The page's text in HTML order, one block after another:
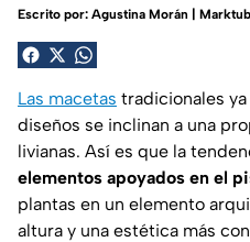
Escrito por: Agustina Morán |
Las macetas tradicionales
diseños se inclinan a una
livianas. Así es que la
elementos apoyados en el
plantas en un elemento
altura y una estética más